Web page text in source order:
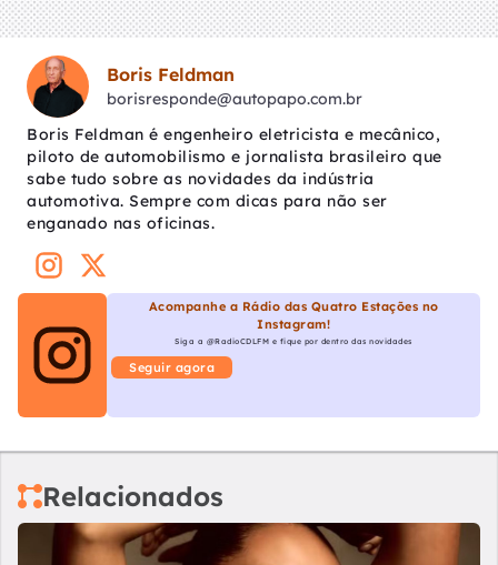
Boris Feldman
borisresponde@autopapo.com.br
Boris Feldman é engenheiro eletricista e mecânico,
piloto de automobilismo e jornalista brasileiro que
sabe tudo sobre as novidades da indústria
automotiva. Sempre com dicas para não ser
enganado nas oficinas.
Acompanhe a Rádio das Quatro Estações no
Instagram!
Siga a @RadioCDLFM e fique por dentro das novidades
Seguir agora
Relacionados